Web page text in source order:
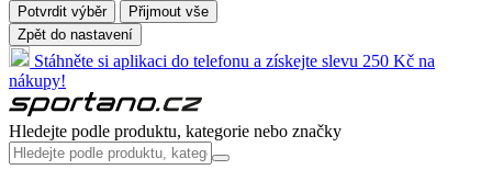
Potvrdit výběr
Přijmout vše
Zpět do nastavení
Stáhněte si aplikaci do telefonu a získejte slevu 250 Kč na
nákupy!
Hledejte podle produktu, kategorie nebo značky